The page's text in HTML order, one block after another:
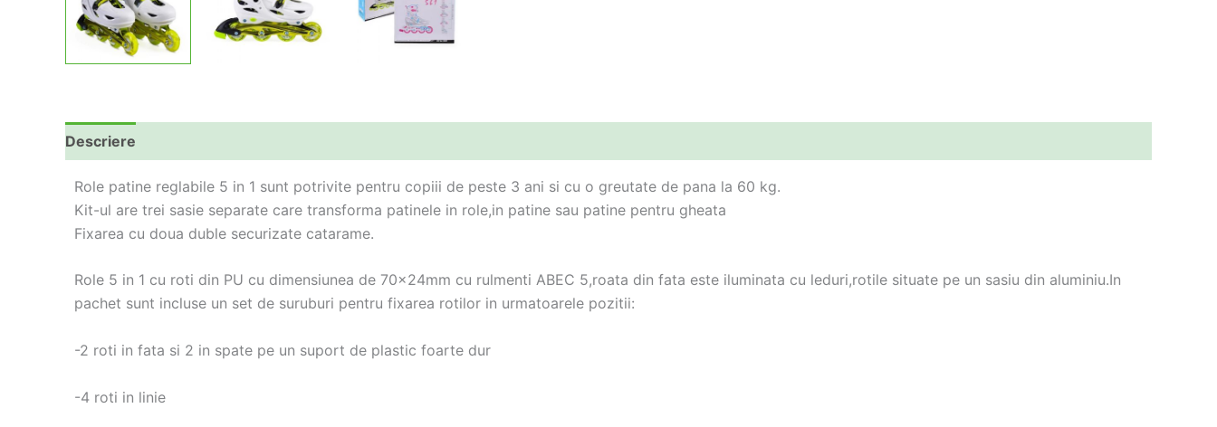
Descriere
Role patine reglabile 5 in 1 sunt potrivite pentru copiii de peste 3 ani si cu o greutate de pana la 60 kg.
Kit-ul are trei sasie separate care transforma patinele in role,in patine sau patine pentru gheata
Fixarea cu doua duble securizate catarame.
Role 5 in 1 cu roti din PU cu dimensiunea de 70x24mm cu rulmenti ABEC 5,roata din fata este iluminata cu leduri,rotile situate pe un sasiu din aluminiu.In
pachet sunt incluse un set de suruburi pentru fixarea rotilor in urmatoarele pozitii:
-2 roti in fata si 2 in spate pe un suport de plastic foarte dur
-4 roti in linie